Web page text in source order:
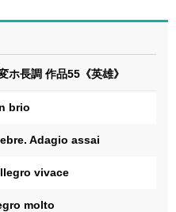
ホ長調 作品55《英雄》
brio
Adagio assai
vivace
molto